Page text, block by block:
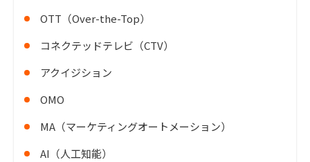
OTT（Over-the-Top）
コネクテッドテレビ（CTV）
アクイジション
OMO
MA（マーケティングオートメーション）
AI（人工知能）